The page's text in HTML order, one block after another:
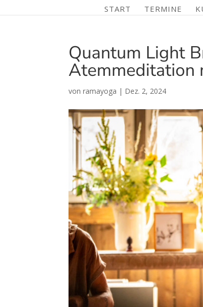
START TERMINE
Quantum Light
Atemmeditation
vonramayoga | Dez. 2, 2024